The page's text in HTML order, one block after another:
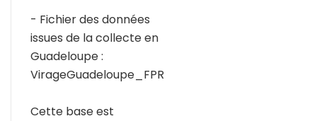
- Fichier des données
issues de la collecte en
Guadeloupe :
VirageGuadeloupe_FPR
Cette base est